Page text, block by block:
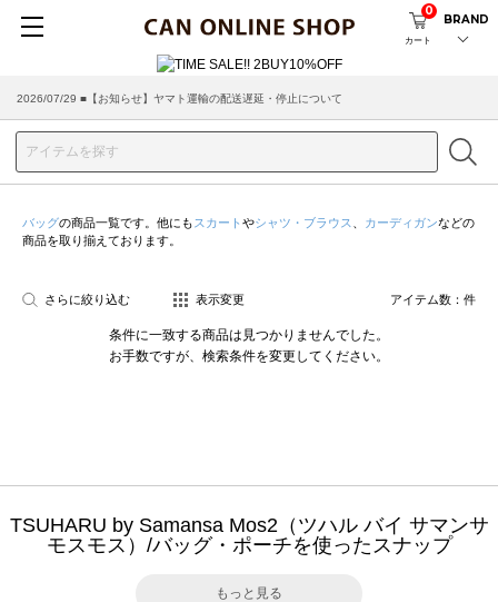
カート
0
BRAND
2026/07/29 ■【お知らせ】ヤマト運輸の配送遅延・停止について
バッグの商品一覧です。他にも スカート やシャツ・ブラウス カーディガンなどの
商品を取り揃えております。
さらに絞り込む 表示変更 アイテム数： 件
条件に一致する商品は見つかりませんでした。
お手数ですが、検索条件を変更してください。
TSUHARU by Samansa Mos2（ツハル バイ サマンサ
モスモス）/バッグ・ポーチを使ったスナップ
もっと見る